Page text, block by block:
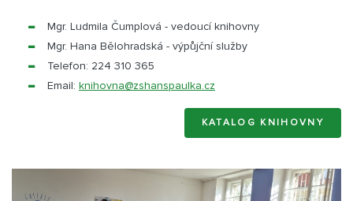
Mgr. Ludmila Čumplová - vedoucí knihovny
Mgr. Hana Bělohradská - výpůjční služby
Telefon: 224 310 365
Email: knihovna@zshanspaulka.cz
KATALOG KNIHOVNY